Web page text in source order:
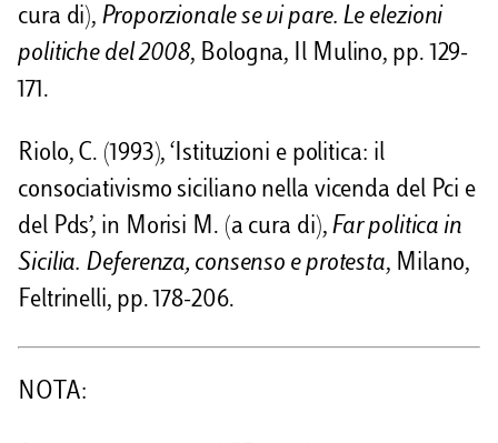
cura di), Proporzionale se vi pare. Le elezioni
politiche del 2008, Bologna, Il Mulino, pp. 129-
171.
Riolo, C. (1993), ‘Istituzioni e politica: il
consociativismo siciliano nella vicenda del Pci e
del Pds’, in Morisi M. (a cura di), Far politica in
Sicilia. Deferenza, consenso e protesta, Milano,
Feltrinelli, pp. 178-206.
NOTA: